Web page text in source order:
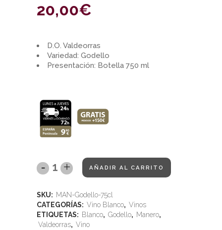
20,00€
D.O. Valdeorras
Variedad: Godello
Presentación: Botella 750 ml
AÑADIR AL CARRITO
SKU: MAN-Godello-75cl
CATEGORÍAS: Vino Blanco, Vinos
ETIQUETAS: Blanco, Godello, Manero,
Valdeorras, Vino